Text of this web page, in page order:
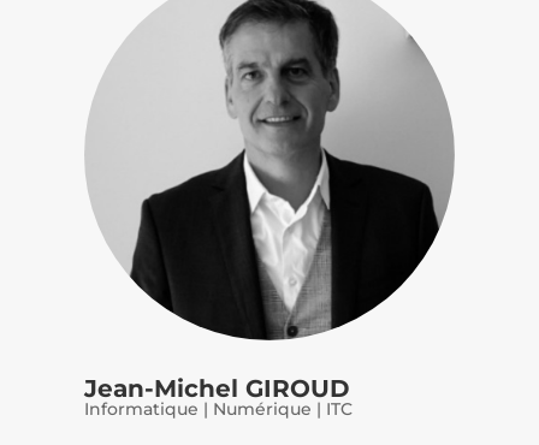
Jean-Michel GIROUD
Informatique | Numérique | ITC